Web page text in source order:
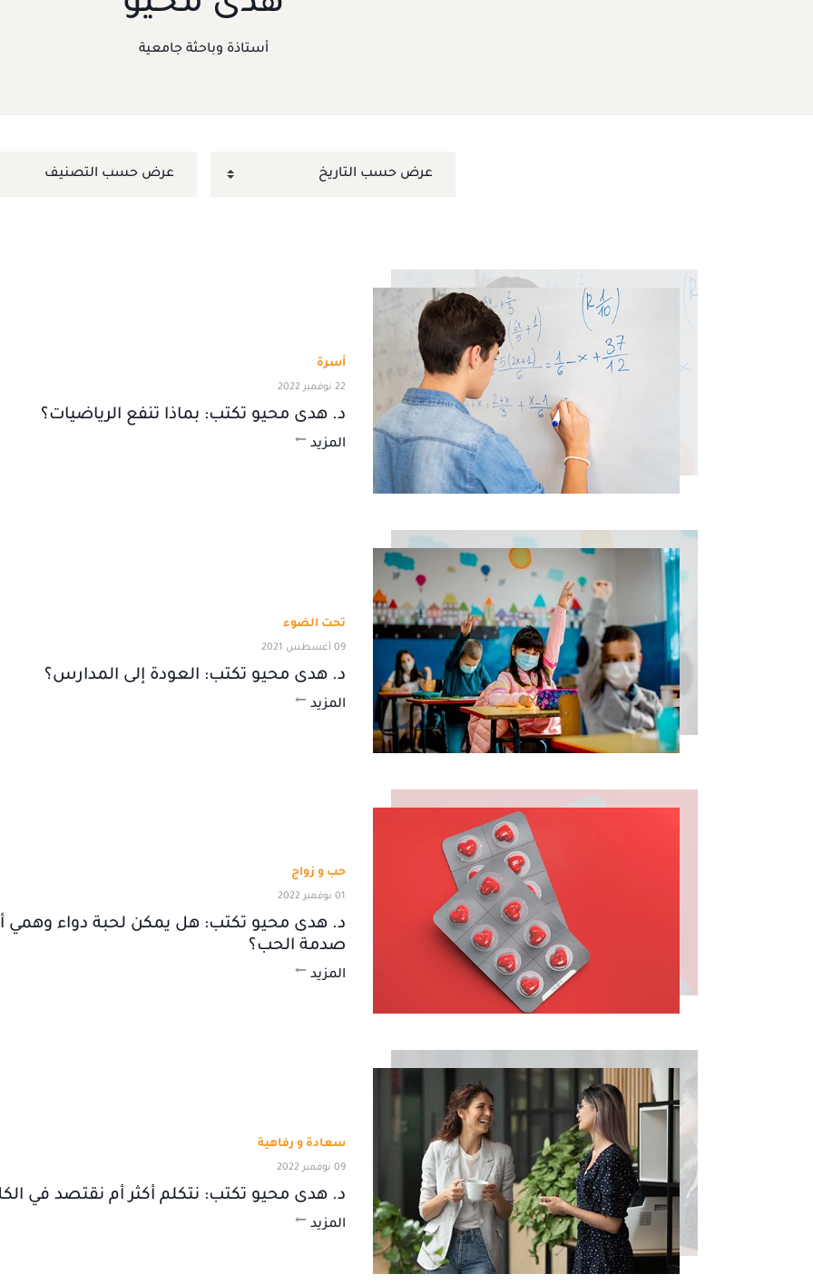
أستاذة وباحثة جامعية
أسرة
22 نوفمبر 2022
د. هدى محيو تكتب: بماذا تنفع الرياضيات؟
المزيد
تحت الضوء
09 أغسطس 2021
د. هدى محيو تكتب: العودة إلى المدارس؟
المزيد
حب و زواج
01 نوفمبر 2022
د. هدى محيو تكتب: هل يمكن لحبة دواء وهمي
صدمة الحب؟
المزيد
سعادة و رفاهية
09 نوفمبر 2022
د. هدى محيو تكتب: نتكلم أكثر أم نقتصد في
المزيد